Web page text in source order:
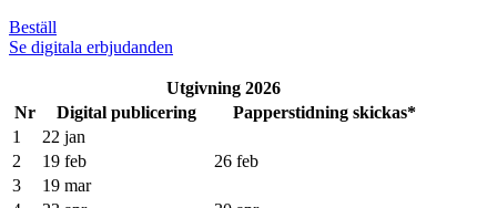
Beställ
Se digitala erbjudanden
Utgivning 2026
Nr
Digital publicering
Papperstidning skickas*
1
22 jan
2
19 feb
26 feb
3
19 mar